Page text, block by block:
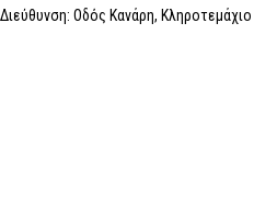
Διεύθυνση: Οδός Κανάρη,